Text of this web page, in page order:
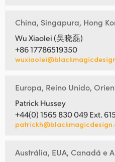
China, Singapura, Hong
Wu Xiaolei (吴晓磊)
+86 17786519350
Europa, Reino Unido,
Patrick Hussey
+44(0) 1565 830 049 Ext.
Austrália, EUA, Canadá e